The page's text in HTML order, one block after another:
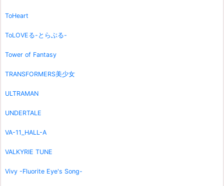
ToHeart
ToLOVEる-とらぶる-
Tower of Fantasy
TRANSFORMERS美少女
ULTRAMAN
UNDERTALE
VA-11_HALL-A
VALKYRIE TUNE
Vivy -Fluorite Eye's Song-